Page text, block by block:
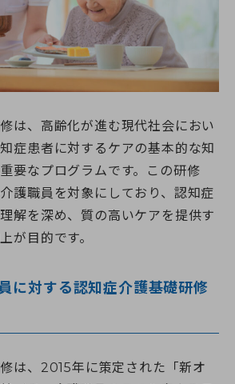
は、高齢化が進む現代社会におい
症患者に対するケアの基本的な知
要なプログラムです。この研修
護職員を対象にしており、認知症
解を深め、質の高いケアを提供す
が目的です。
に対する認知症介護基礎研修
は、2015年に策定された「新オ